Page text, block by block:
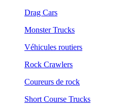
Drag Cars
Monster Trucks
Véhicules routiers
Rock Crawlers
Coureurs de rock
Short Course Trucks